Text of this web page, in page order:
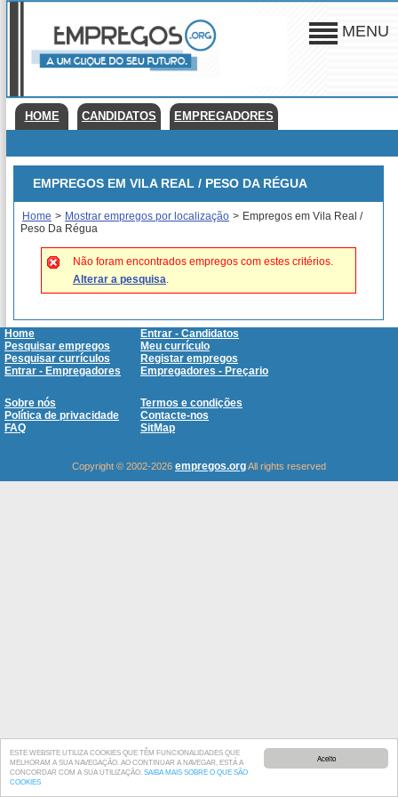
Aceito
ESTE WEBSITE UTILIZA COOKIES QUE TÊM FUNCIONALIDADES QUE
MELHORAM A SUA NAVEGAÇÃO. AO CONTINUAR A NAVEGAR, ESTÁ A
CONCORDAR COM A SUA UTILIZAÇÃO. SAIBA MAIS SOBRE O QUE SÃO
COOKIES
MENU
HOME CANDIDATOS EMPREGADORES
EMPREGOS EM VILA REAL / PESO DA RÉGUA
Home > Mostrar empregos por localização > Empregos em Vila Real /
Peso Da Régua
Não foram encontrados empregos com estes critérios.
Alterar a pesquisa.
Home
Entrar - Candidatos
Pesquisar empregos
Meu currículo
Pesquisar currículos
Registar empregos
Entrar - Empregadores
Empregadores - Preçario
Sobre nós
Termos e condições
Política de privacidade
Contacte-nos
FAQ
SitMap
Copyright © 2002-2026 empregos.orgAll rights reserved